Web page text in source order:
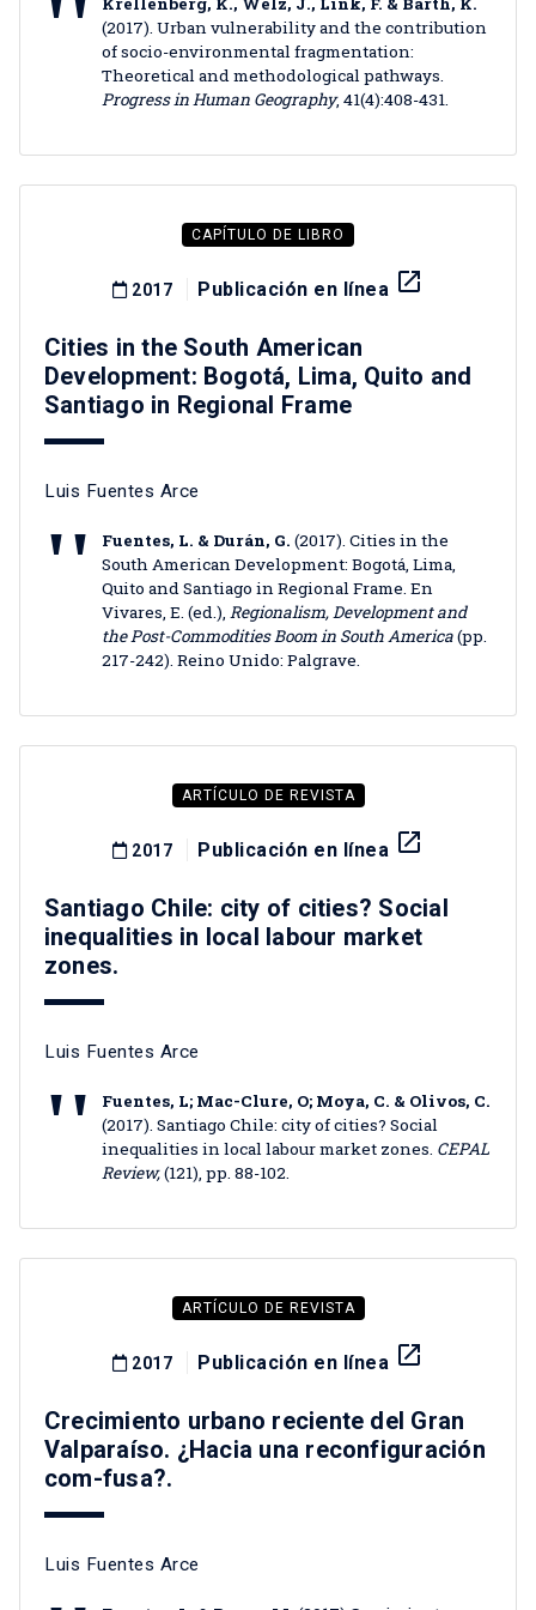
(2017). Urban vulnerability and the contribution
of socio-environmental fragmentation:
Theoretical and methodological pathways.
Progress in Human Geography, 41(4):408-431.
CAPÍTULO DE LIBRO
2017 Publicación en línea launch
Cities in the South American
Development: Bogotá, Lima, Quito and
Santiago in Regional Frame
Luis Fuentes Arce
Fuentes, L. & Durán, G. (2017). Cities in the
South American Development: Bogotá, Lima,
Quito and Santiago in Regional Frame. En
Vivares, E. (ed.), Regionalism, Development and
the Post-Commodities Boom in South America(pp.
217-242). Reino Unido: Palgrave.
ARTÍCULO DE REVISTA
2017 Publicación en línea launch
Santiago Chile: city of cities? Social
inequalities in local labour market
zones.
Luis Fuentes Arce
Fuentes, L; Mac-Clure, O; Moya, C. & Olivos, C.
(2017). Santiago Chile: city of cities? Social
inequalities in local labour market zones. CEPAL
Review,(121), pp. 88-102.
ARTÍCULO DE REVISTA
2017 Publicación en línea launch
Crecimiento urbano reciente del Gran
Valparaíso. ¿Hacia una reconfiguración
com-fusa?.
Luis Fuentes Arce